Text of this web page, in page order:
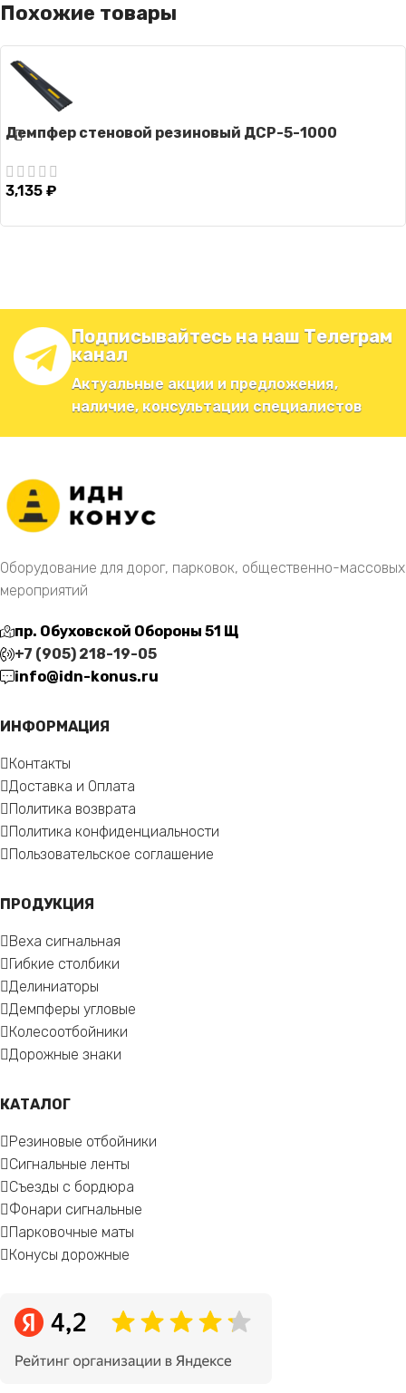
Похожие товары
Демпфер стеновой резиновый ДСР-5-1000
3,135 ₽
Подписывайтесь на наш Телеграм
канал
Актуальные акции и предложения,
наличие, консультации специалистов
Оборудование для дорог, парковок, общественно-массовых
мероприятий
пр. Обуховской Обороны 51 Щ
+7 (905) 218-19-05
info@idn-konus.ru
ИНФОРМАЦИЯ
Контакты
Доставка и Оплата
Политика возврата
Политика конфиденциальности
Пользовательское соглашение
ПРОДУКЦИЯ
Веха сигнальная
Гибкие столбики
Делиниаторы
Демпферы угловые
Колесоотбойники
Дорожные знаки
КАТАЛОГ
Резиновые отбойники
Сигнальные ленты
Съезды с бордюра
Фонари сигнальные
Парковочные маты
Конусы дорожные